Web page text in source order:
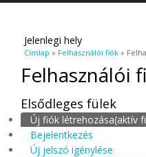
Jelenlegi hely
Címlap » Felhasználói fiók »
Felhasználói
Elsődleges fülek
Új fiók létrehozása(aktív
Bejelentkezés
Új jelszó igénylése